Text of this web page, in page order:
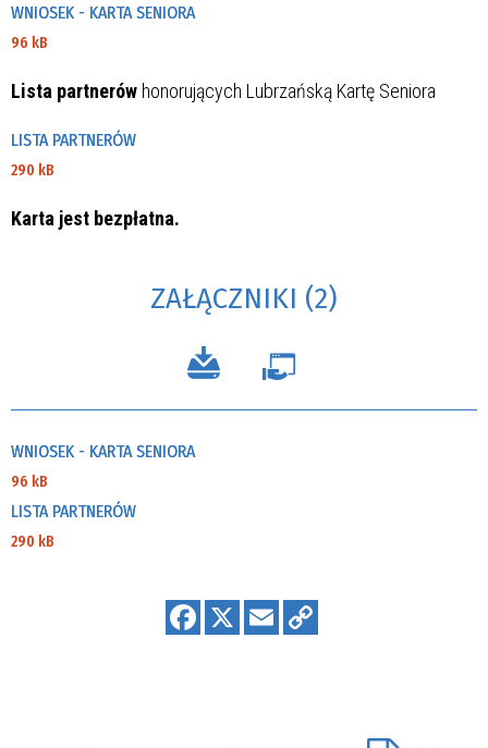
WNIOSEK - KARTA SENIORA
96 kB
Lista partnerów honorujących Lubrzańską Kartę Seniora
LISTA PARTNERÓW
290 kB
Karta jest bezpłatna.
ZAŁĄCZNIKI (2)
WNIOSEK - KARTA SENIORA
96 kB
LISTA PARTNERÓW
290 kB